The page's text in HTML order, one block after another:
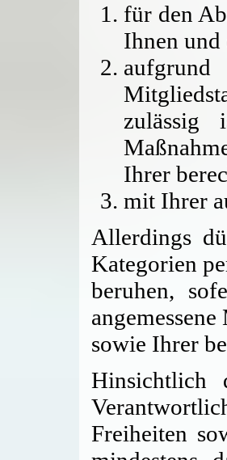
für den
Ihnen
zulässig
Ihrer
mit Ihrer
Allerdings
Kategorien
beruhen,
sowie Ihrer
Freiheiten